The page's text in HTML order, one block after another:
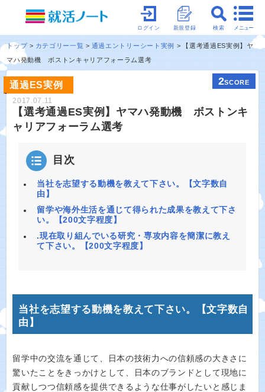
メニュー
検索
新規登録
ログイン
トップ カテゴリー一覧 通過エントリーシート実例
【選考通過ES実例】ヤ
マハ発動機 ボストンキャリアフォーラム選考
通過ES実例 2SCORE
2017.07.11
【選考通過ES実例】ヤマハ発動機 ボストンキ
ャリアフォーラム選考
目次
当社を志望する動機を教えて下さい。【文字数自
由】
留学や海外生活を通じて得られた成果を教えて下さ
い。【200文字程度】
.現在取り組んでいる研究・専攻内容を簡潔に教え
て下さい。【200文字程度】
当社を志望する動機を教えて下さい。【文字数自
由】
留学中の交流を通じて、日本の技術力への信頼感の大きさに
驚いたことをきっかけとして、日本のブランドとして現地に
貢献しつつ信頼感を提供できるような仕事がしたいと感じま